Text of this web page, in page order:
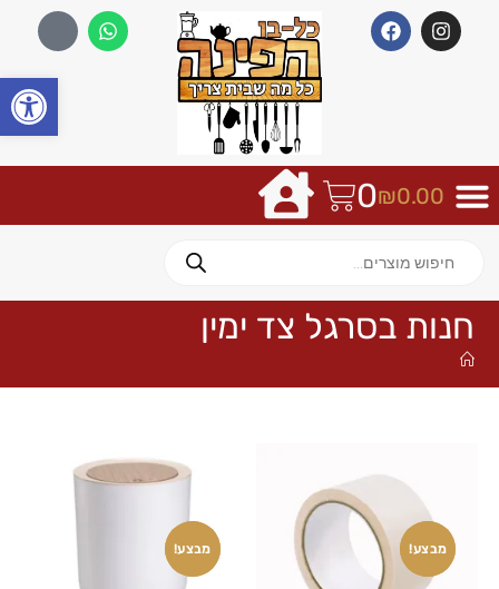
₪0.00
0
חנות בסרגל צד ימין
חדש!
מבצע! חדש!
מבצע!